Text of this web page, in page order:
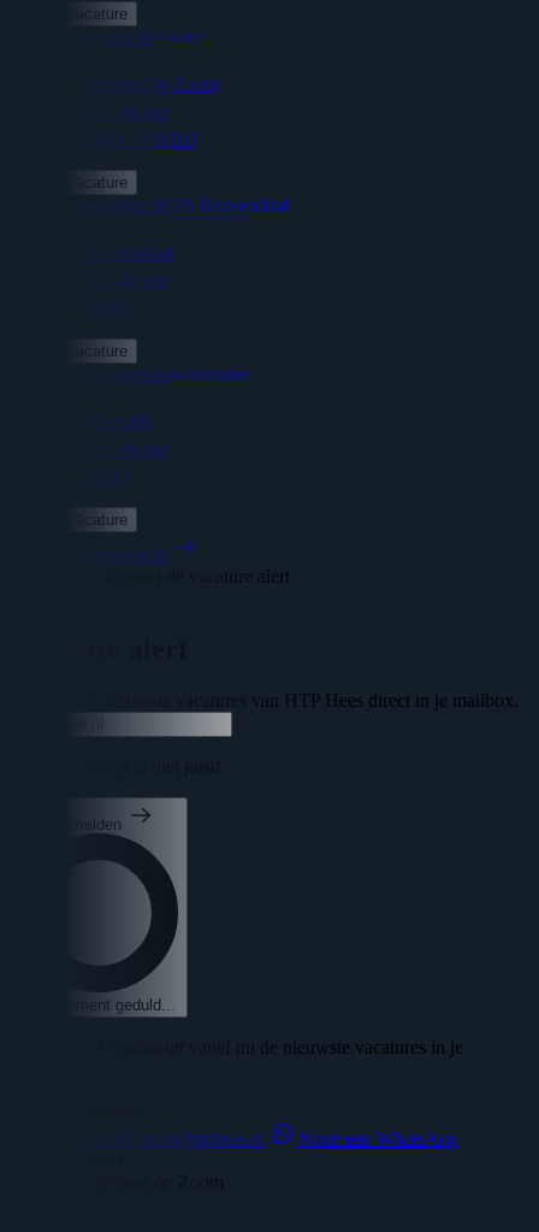
Bekijk vacature
Scheepsmotoren Monteur
Bergen Op Zoom
40 - 40 uur
LBO - VMBO
Bekijk vacature
Werkvoorbereider WTB Roosendaal
Roosendaal
32 - 40 uur
MBO
Bekijk vacature
Mechanische werkvoorbereider
Moerdijk
32 - 40 uur
MBO
Bekijk vacature
Terug naar overzicht
Schrijf je in voor de vacature alert
Ontvang de nieuwste vacatures van HTP Hees direct in je mailbox.
Aanmelden
Een moment geduld...
🎉 Succes! Je ontvangt vanaf nu de nieuwste vacatures in je
06 - 45 03 45 86 info@htphees.nl
Stuur een WhatsApp